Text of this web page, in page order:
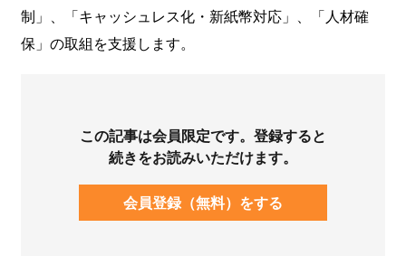
制」、「キャッシュレス化・新紙幣対応」、「人材確
保」の取組を支援します。
この記事は会員限定です。登録すると
続きをお読みいただけます。
会員登録（無料）をする